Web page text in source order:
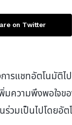
on Twitter
รแชทอัตโนมัติ
วามพึงพอใจขอ
วมเป็นไปโดยอัต